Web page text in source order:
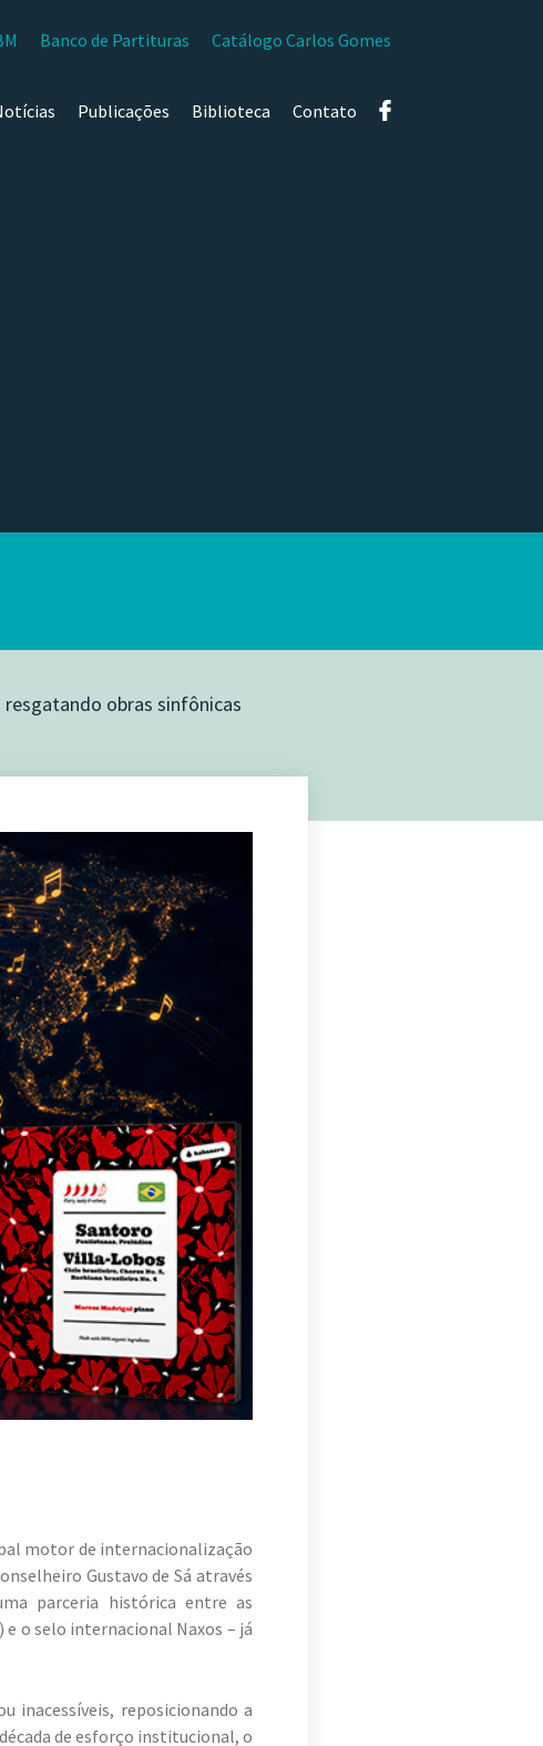
Banco de Partituras Catálogo Carlos Gomes
Publicações Biblioteca Contato
resgatando obras sinfônicas
motor de internacionalização
Gustavo de Sá através
parceria histórica entre as
e o selo internacional Naxos – já
inacessíveis, reposicionando a
de esforço institucional, o